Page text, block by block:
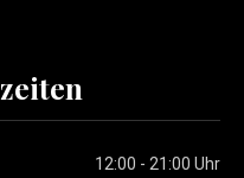
12:00 - 21:00 Uhr